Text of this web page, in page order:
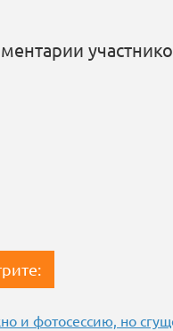
и фотосессию, но